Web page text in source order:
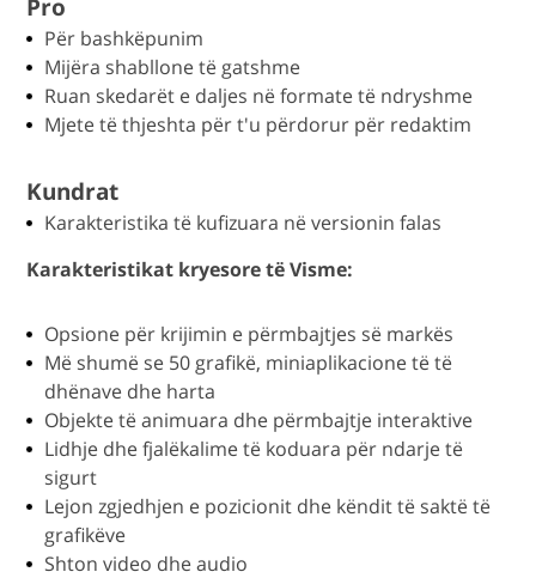
Pro
Për bashkëpunim
Mijëra shabllone të gatshme
Ruan skedarët e daljes në formate të ndryshme
Mjete të thjeshta për t'u përdorur për redaktim
Kundrat
Karakteristika të kufizuara në versionin falas
Karakteristikat kryesore të Visme:
Opsione për krijimin e përmbajtjes së markës
Më shumë se 50 grafikë, miniaplikacione të të
dhënave dhe harta
Objekte të animuara dhe përmbajtje interaktive
Lidhje dhe fjalëkalime të koduara për ndarje të
sigurt
Lejon zgjedhjen e pozicionit dhe këndit të saktë të
grafikëve
Shton video dhe audio